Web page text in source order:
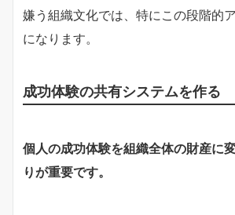
嫌う組織文化では、特にこの段階的
になります。
成功体験の共有システムを作る
個人の成功体験を組織全体の財産に
りが重要です。